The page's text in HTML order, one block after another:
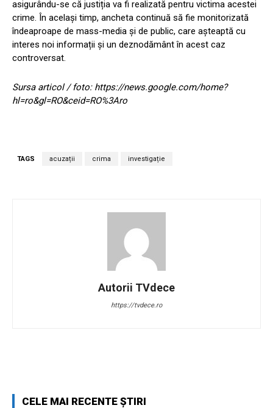
asigurându-se că justiția va fi realizată pentru victima acestei
crime. În același timp, ancheta continuă să fie monitorizată
îndeaproape de mass-media și de public, care așteaptă cu
interes noi informații și un deznodământ în acest caz
controversat.
Sursa articol / foto: https://news.google.com/home?
hl=ro&gl=RO&ceid=RO%3Aro
TAGS acuzații crima investigație
Autorii TVdece
https://tvdece.ro
CELE MAI RECENTE ȘTIRI